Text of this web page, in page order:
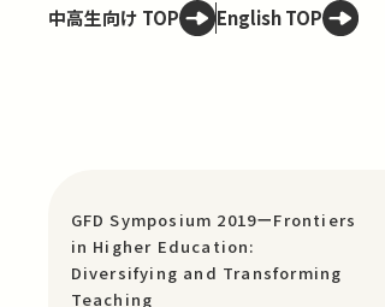
中高生向け TOP English TOP
GFD Symposium 2019ーFrontiers
in Higher Education:
Diversifying and Transforming
Teaching